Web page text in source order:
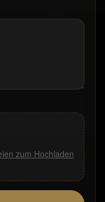
zum Hochladen